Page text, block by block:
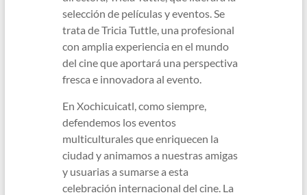
selección de películas y eventos. Se
trata de Tricia Tuttle, una profesional
con amplia experiencia en el mundo
del cine que aportará una perspectiva
fresca e innovadora al evento.
En Xochicuicatl, como siempre,
defendemos los eventos
multiculturales que enriquecen la
ciudad y animamos a nuestras amigas
y usuarias a sumarse a esta
celebración internacional del cine. La